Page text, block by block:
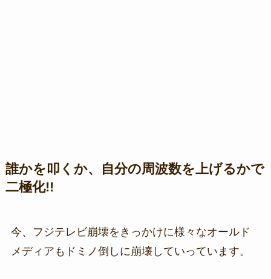
誰かを叩くか、自分の周波数を上げるかで
二極化!!
今、フジテレビ崩壊をきっかけに様々なオールド
メディアもドミノ倒しに崩壊していっています。